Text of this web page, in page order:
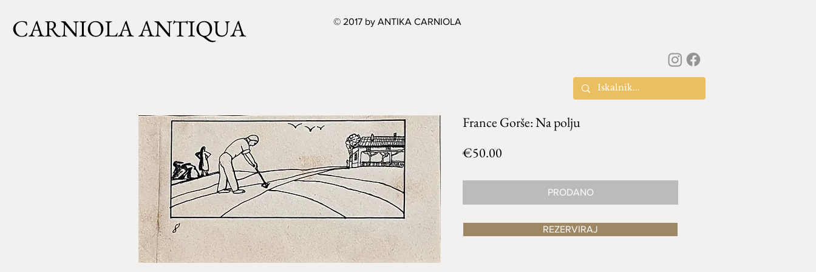
CARNIOLA ANTIQUA © 2017 by ANTIKA CARNIOLA
France Gorše: Na polju
€50.00
PRODANO
REZERVIRAJ